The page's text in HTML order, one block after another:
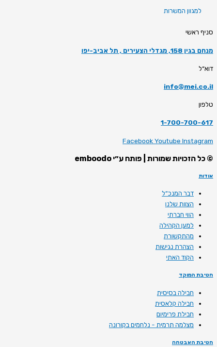
למגוון המשרות
סניף ראשי
מנחם בגין 158, מגדלי הצעירים , תל אביב-יפו
דוא״ל
info@mei.co.il
טלפון
1-700-700-617
FacebookYoutube Instagram
© כל הזכויות שמורות | פותח ע״י emboodo
אודות
דבר המנכ״ל
הצוות שלנו
הווי חברתי
למען הקהילה
מהתקשורת
הצהרת נגישות
הקוד האתי
חטיבת המוקד
חבילה בסיסית
חבילה קלאסית
חבילת פרימיום
מצלמה תרמית - נלחמים בקורונה
חטיבת האבטחה